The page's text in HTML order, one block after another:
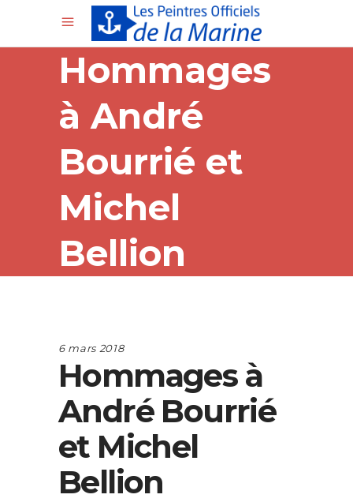
Hommages
à André
Bourrié et
Michel
Bellion
6 mars 2018
Hommages à
André Bourrié
et Michel
Bellion